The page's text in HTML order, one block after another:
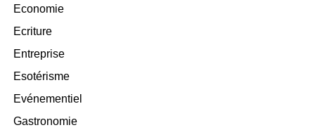
Economie
Ecriture
Entreprise
Esotérisme
Evénementiel
Gastronomie